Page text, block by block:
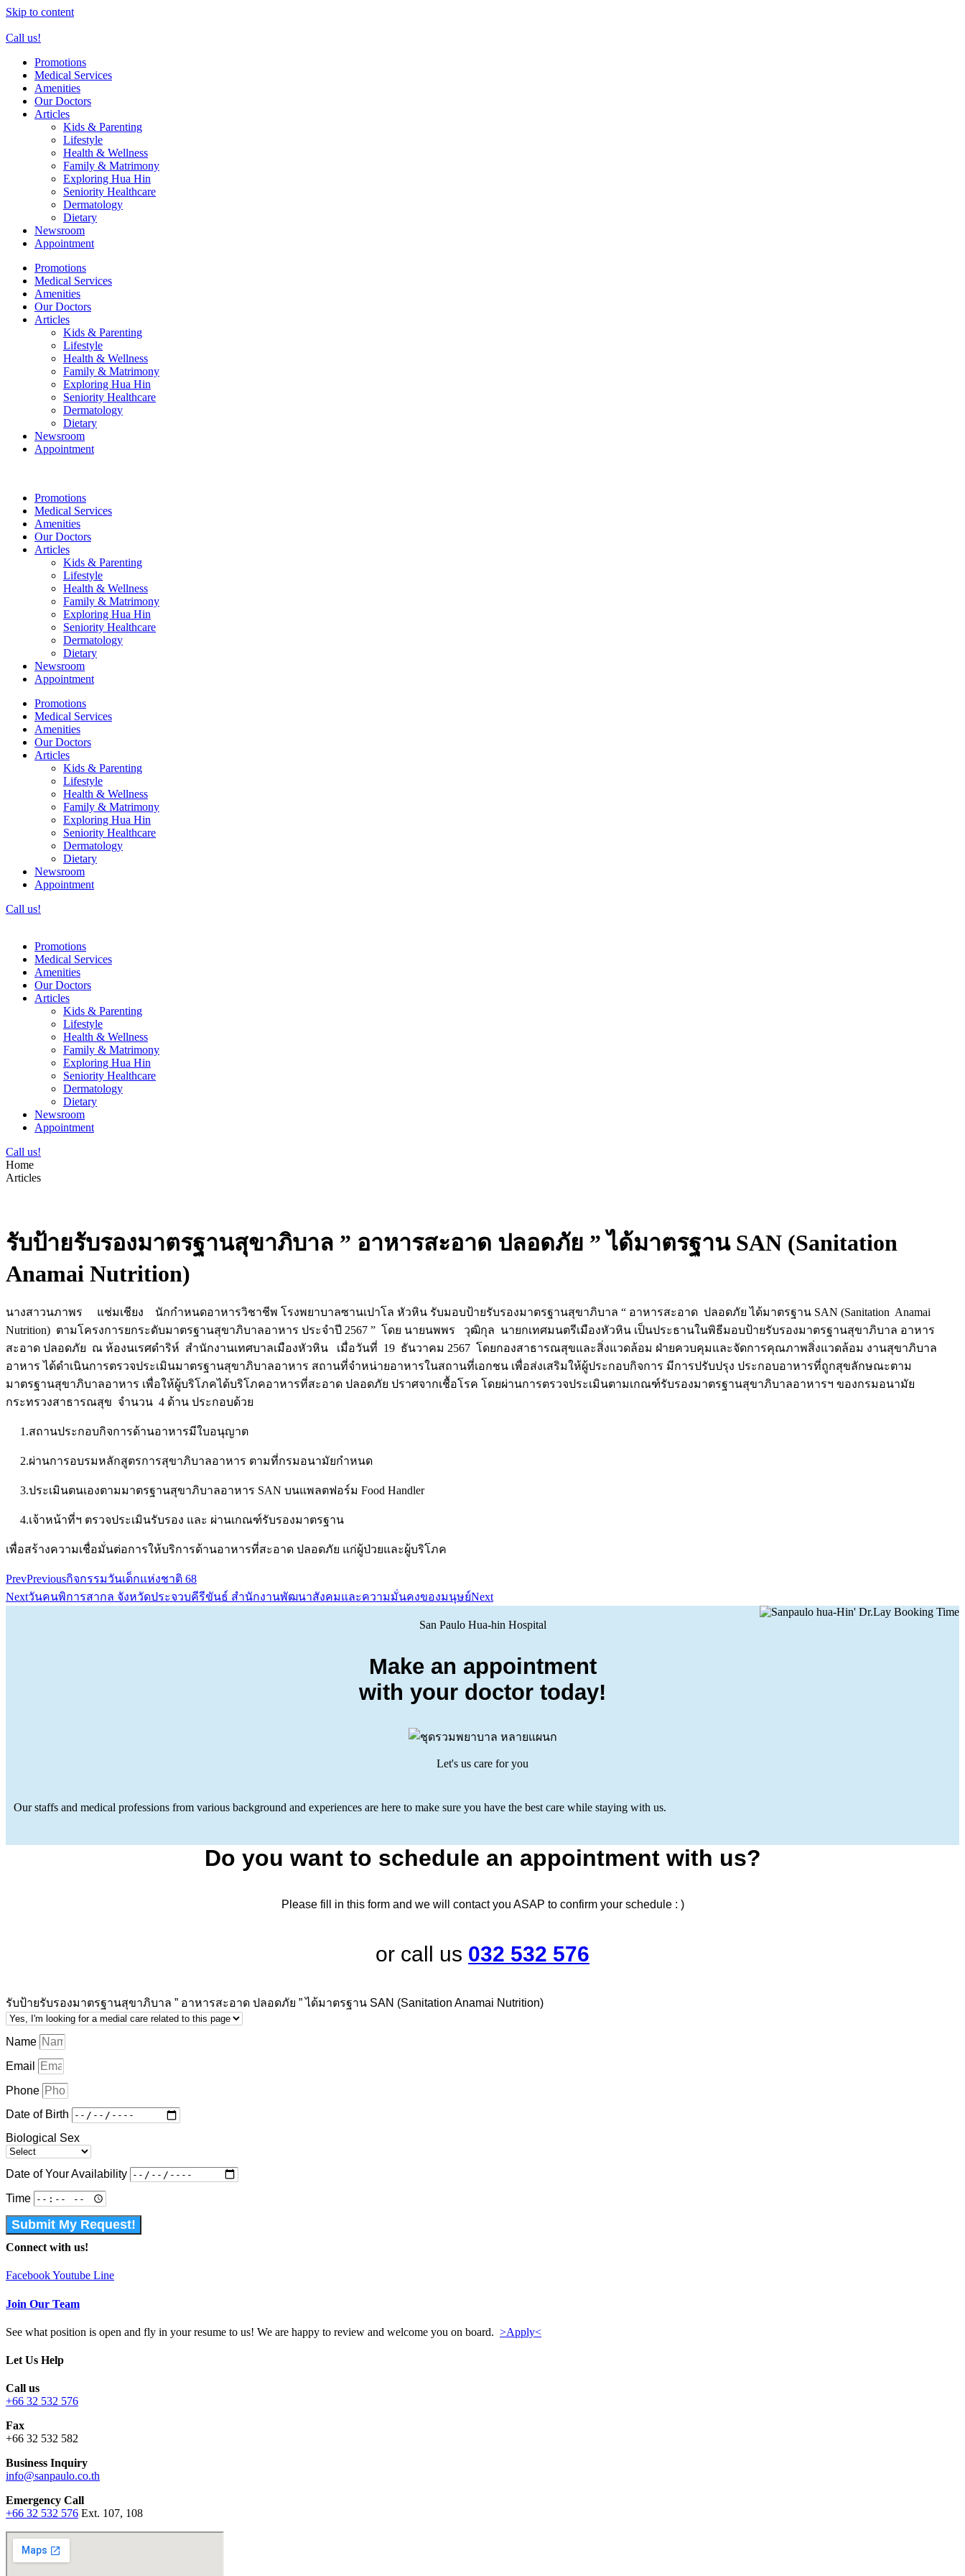
Skip to content
Call us!
Promotions
Medical Services
Amenities
Our Doctors
Articles
Kids & Parenting
Lifestyle
Health & Wellness
Family & Matrimony
Exploring Hua Hin
Seniority Healthcare
Dermatology
Dietary
Newsroom
Appointment
Promotions
Medical Services
Amenities
Our Doctors
Articles
Kids & Parenting
Lifestyle
Health & Wellness
Family & Matrimony
Exploring Hua Hin
Seniority Healthcare
Dermatology
Dietary
Newsroom
Appointment
Promotions
Medical Services
Amenities
Our Doctors
Articles
Kids & Parenting
Lifestyle
Health & Wellness
Family & Matrimony
Exploring Hua Hin
Seniority Healthcare
Dermatology
Dietary
Newsroom
Appointment
Promotions
Medical Services
Amenities
Our Doctors
Articles
Kids & Parenting
Lifestyle
Health & Wellness
Family & Matrimony
Exploring Hua Hin
Seniority Healthcare
Dermatology
Dietary
Newsroom
Appointment
Call us!
Promotions
Medical Services
Amenities
Our Doctors
Articles
Kids & Parenting
Lifestyle
Health & Wellness
Family & Matrimony
Exploring Hua Hin
Seniority Healthcare
Dermatology
Dietary
Newsroom
Appointment
Call us!
Home
Articles
รับป้ายรับรองมาตรฐานสุขาภิบาล ” อาหารสะอาด ปลอดภัย ” ได้มาตรฐาน SAN (Sanitation
Anamai Nutrition)
นางสาวนภาพร แช่มเชียง นักกำหนดอาหารวิชาชีพ โรงพยาบาลซานเปาโล หัวหิน รับมอบป้ายรับรองมาตรฐานสุขาภิบาล “ อาหารสะอาด ปลอดภัย ได้มาตรฐาน SAN (Sanitation Anamai
Nutrition) ตามโครงการยกระดับมาตรฐานสุขาภิบาลอาหาร ประจำปี 2567 ” โดย นายนพพร วุฒิกุล นายกเทศมนตรีเมืองหัวหิน เป็นประธานในพิธีมอบป้ายรับรองมาตรฐานสุขาภิบาล อาหาร
สะอาด ปลอดภัย ณ ห้องนเรศดำริห์ สำนักงานเทศบาลเมืองหัวหิน เมื่อวันที่ 19 ธันวาคม 2567 โดยกองสาธารณสุขและสิ่งแวดล้อม ฝ่ายควบคุมและจัดการคุณภาพสิ่งแวดล้อม งานสุขาภิบาล
อาหาร ได้ดำเนินการตรวจประเมินมาตรฐานสุขาภิบาลอาหาร สถานที่จำหน่ายอาหารในสถานที่เอกชน เพื่อส่งเสริมให้ผู้ประกอบกิจการ มีการปรับปรุง ประกอบอาหารที่ถูกสุขลักษณะตาม
มาตรฐานสุขาภิบาลอาหาร เพื่อให้ผู้บริโภคได้บริโภคอาหารที่สะอาด ปลอดภัย ปราศจากเชื้อโรค โดยผ่านการตรวจประเมินตามเกณฑ์รับรองมาตรฐานสุขาภิบาลอาหารฯ ของกรมอนามัย
กระทรวงสาธารณสุข จำนวน 4 ด้าน ประกอบด้วย
1.สถานประกอบกิจการด้านอาหารมีใบอนุญาต
2.ผ่านการอบรมหลักสูตรการสุขาภิบาลอาหาร ตามที่กรมอนามัยกำหนด
3.ประเมินตนเองตามมาตรฐานสุขาภิบาลอาหาร SAN บนแพลตฟอร์ม Food Handler
4.เจ้าหน้าที่ฯ ตรวจประเมินรับรอง และ ผ่านเกณฑ์รับรองมาตรฐาน
เพื่อสร้างความเชื่อมั่นต่อการให้บริการด้านอาหารที่สะอาด ปลอดภัย แก่ผู้ป่วยและผู้บริโภค
PrevPreviousกิจกรรมวันเด็กแห่งชาติ 68
Nextวันคนพิการสากล จังหวัดประจวบคีรีขันธ์ สำนักงานพัฒนาสังคมและความมั่นคงของมนุษย์Next
San Paulo Hua-hin Hospital
Make an appointment
with your doctor today!
Let's us care for you
Our staffs and medical professions from various background and experiences are here to make sure you have the best care while staying with us.
Do you want to schedule an appointment with us?
Please fill in this form and we will contact you ASAP to confirm your schedule : )
or call us 032 532 576
รับป้ายรับรองมาตรฐานสุขาภิบาล ” อาหารสะอาด ปลอดภัย ” ได้มาตรฐาน SAN (Sanitation Anamai Nutrition)
Name
Email
Phone
Date of Birth
Biological Sex
Date of Your Availability
Time
Submit My Request!
Connect with us!
FacebookYoutube Line
Join Our Team
See what position is open and fly in your resume to us! We are happy to review and welcome you on board. >Apply<
Let Us Help
Call us
+66 32 532 576
Fax
+66 32 532 582
Business Inquiry
info@sanpaulo.co.th
Emergency Call
+66 32 532 576 Ext. 107, 108